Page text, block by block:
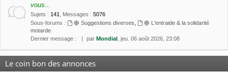
vous...
Sujets : 141 Messages : 5076
Sous-forums :
🛟 Suggestions diverses
🛟 L'entraide & la solidarité
motarde
Dernier message :
par Mondial , jeu. 06 août 2026, 23:08
Le coin bon des annonces